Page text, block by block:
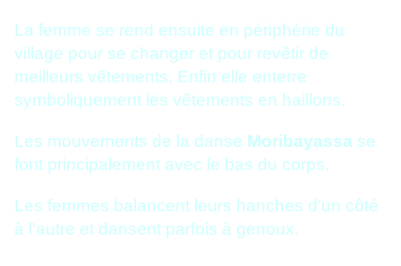
La femme se rend ensuite en périphérie du
village pour se changer et pour revêtir de
meilleurs vêtements. Enfin elle enterre
symboliquement les vêtements en haillons.
Les mouvements de la danse Moribayassa se
font principalement avec le bas du corps.
Les femmes balancent leurs hanches d'un côté
à l'autre et dansent parfois à genoux.